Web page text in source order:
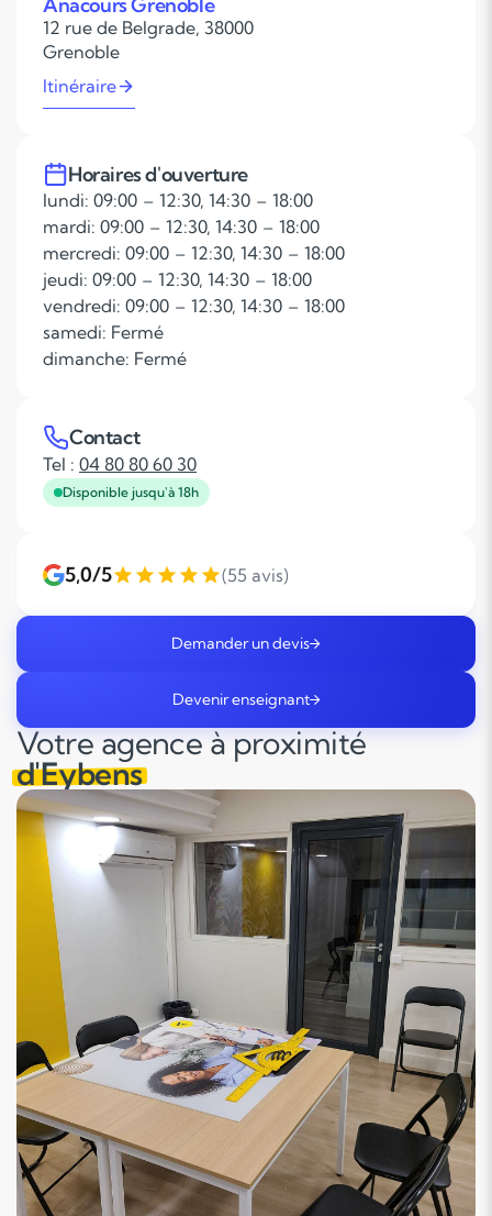
Votre agence à proximité
d'Eybens
12 rue de Belgrade, 38000
Grenoble
Itinéraire
Horaires d'ouverture
lundi: 09:00 – 12:30, 14:30 – 18:00
mardi: 09:00 – 12:30, 14:30 – 18:00
mercredi: 09:00 – 12:30, 14:30 – 18:00
jeudi: 09:00 – 12:30, 14:30 – 18:00
vendredi: 09:00 – 12:30, 14:30 – 18:00
samedi: Fermé
dimanche: Fermé
Contact
Tel : 04 80 80 60 30
Disponible jusqu'à 18h
5,0/5 (55 avis)
Demander un devis
Devenir enseignant